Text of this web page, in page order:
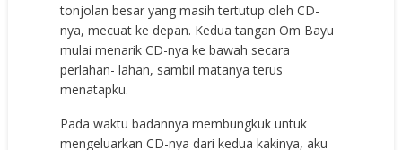
tonjolan besar yang masih tertutup oleh CD-
nya, mecuat ke depan. Kedua tangan Om Bayu
mulai menarik CD-nya ke bawah secara
perlahan- lahan, sambil matanya terus
menatapku.
Pada waktu badannya membungkuk untuk
mengeluarkan CD-nya dari kedua kakinya, aku